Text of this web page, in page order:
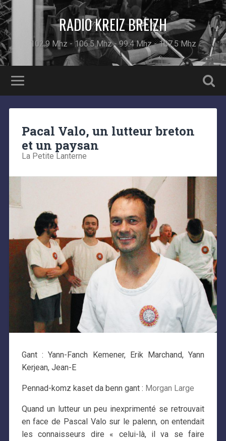
RADIO KREIZ BREIZH
102.9 Mhz - 106.5 Mhz - 99.4 Mhz - 107.5 Mhz
Pacal Valo, un lutteur breton
et un paysan
La Petite Lanterne
Gant : Yann-Fanch Kemener, Erik Marchand, Yann
Kerjean, Jean-E
Pennad-komz kaset da benn gant : Morgan Large
Quand un lutteur un peu inexprimenté se retrouvait
en face de Pascal Valo sur le palenn, on entendait
les connaisseurs dire « celui-là, il va se faire